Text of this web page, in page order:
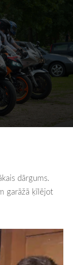
dārgums.
garāžā ķīlējot